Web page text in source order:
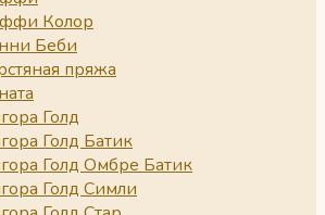
Колор
Беби
пряжа
Голд
Голд Батик
Голд Омбре Батик
Голд Симли